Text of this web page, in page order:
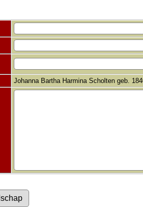
Johanna Bartha Harmina Scholten geb.